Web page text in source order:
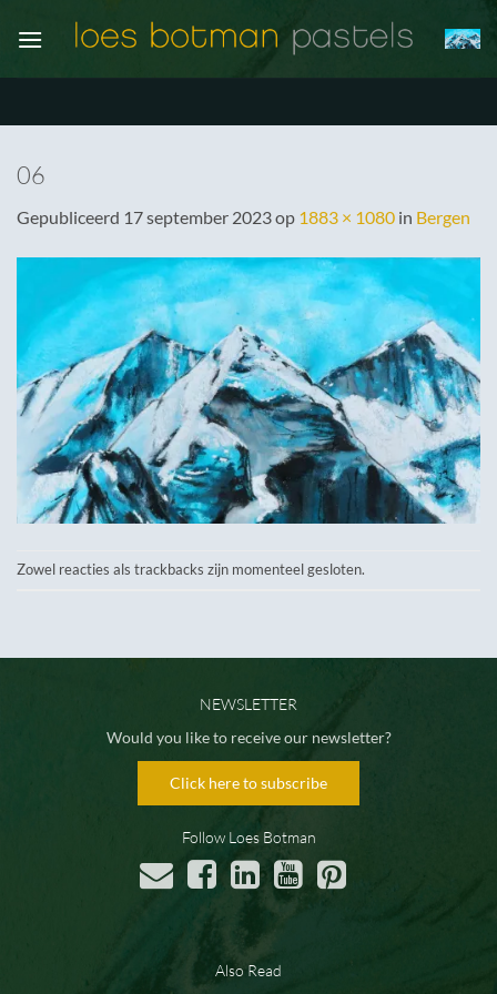
naar
06
Gepubliceerd 17 september 2023op 1883 × 1080 in Bergen
Zowel reacties als trackbacks zijn momenteel gesloten.
NEWSLETTER
Would you like to receive our newsletter?
Click here to subscribe
Follow Loes Botman
Also Read